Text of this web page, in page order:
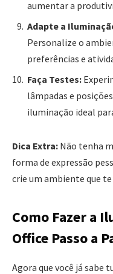
aumentar a
Adapte a
Personalize o
preferências e
Faça Testes:
lâmpadas e
iluminação ideal
Dica Extra: Não tenha
forma de expressão
crie um ambiente que
Como Fazer a
Office Passo a
Agora que você já sabe